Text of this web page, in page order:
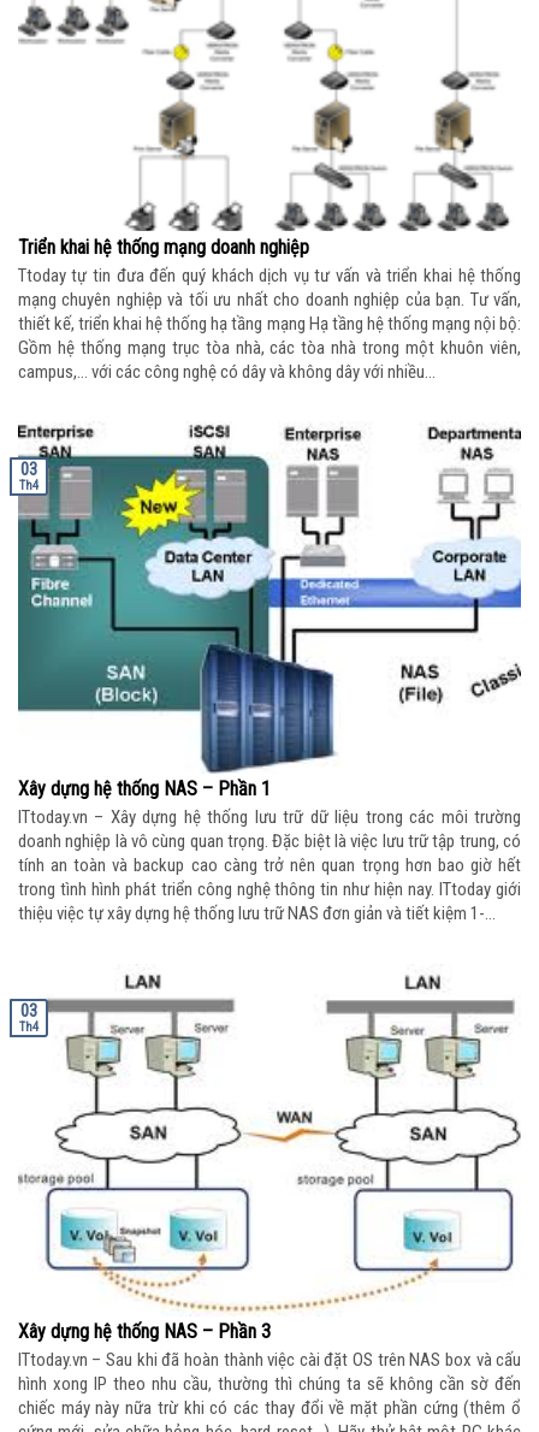
Triển khai hệ thống mạng doanh nghiệp
Ttoday tự tin đưa đến quý khách dịch vụ tư vấn và triển khai hệ thống
mạng chuyên nghiệp và tối ưu nhất cho doanh nghiệp của bạn. Tư vấn,
thiết kế, triển khai hệ thống hạ tầng mạng Hạ tầng hệ thống mạng nội bộ:
Gồm hệ thống mạng trục tòa nhà, các tòa nhà trong một khuôn viên,
campus,… với các công nghệ có dây và không dây với nhiều...
Xây dựng hệ thống NAS – Phần 1
ITtoday.vn – Xây dựng hệ thống lưu trữ dữ liệu trong các môi trường
doanh nghiệp là vô cùng quan trọng. Đặc biệt là việc lưu trữ tập trung, có
tính an toàn và backup cao càng trở nên quan trọng hơn bao giờ hết
trong tình hình phát triển công nghệ thông tin như hiện nay. ITtoday giới
thiệu việc tự xây dựng hệ thống lưu trữ NAS đơn giản và tiết kiệm 1-...
03
Th4
Xây dựng hệ thống NAS – Phần 3
ITtoday.vn – Sau khi đã hoàn thành việc cài đặt OS trên NAS box và cấu
hình xong IP theo nhu cầu, thường thì chúng ta sẽ không cần sờ đến
chiếc máy này nữa trừ khi có các thay đổi về mặt phần cứng (thêm ổ
03
Th4